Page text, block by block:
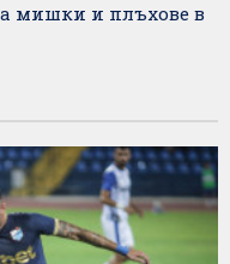
мишки и плъхове в